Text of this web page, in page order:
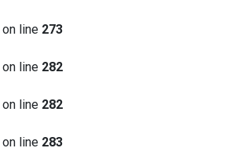
on line 273
on line 282
on line 282
on line 283